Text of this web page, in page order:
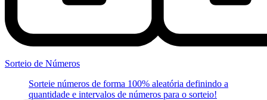
Sorteio de Números
Sorteie números de forma 100% aleatória definindo a
quantidade e intervalos de números para o sorteio!